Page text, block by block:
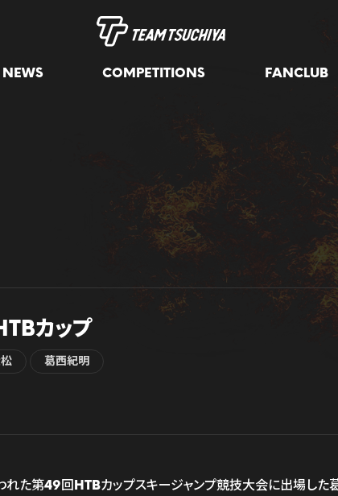
NEWS COMPETITIONS FANCLUB
カップ
葛西紀明
た第49回HTBカップスキージャンプ競技大会に出場し